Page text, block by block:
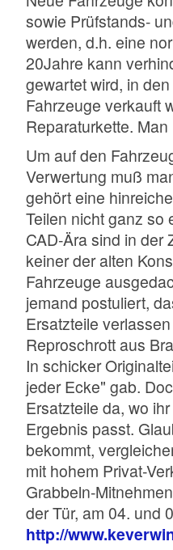
sowie Prüfstands-
werden, d.h. eine
20Jahre kann
gewartet wird, in
Fahrzeuge verkauft
Reparaturkette.
Um auf den
Verwertung muß
gehört eine
Teilen nicht ganz so
CAD-Ära sind in der
keiner der alten
Fahrzeuge
jemand postuliert,
Ersatzteile
Reproschrott aus
In schicker
jeder Ecke" gab.
Ersatzteile da, wo
Ergebnis passt.
bekommt,
mit hohem Privat-
Grabbeln-
der Tür, am 04. und
http://